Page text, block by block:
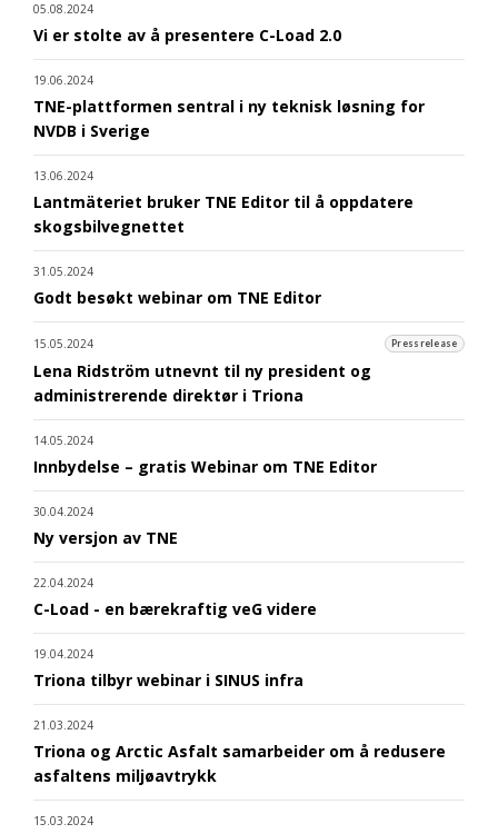
05.08.2024
Vi er stolte av å presentere C-Load 2.0
19.06.2024
TNE-plattformen sentral i ny teknisk løsning for
NVDB i Sverige
13.06.2024
Lantmäteriet bruker TNE Editor til å oppdatere
skogsbilvegnettet
31.05.2024
Godt besøkt webinar om TNE Editor
15.05.2024 Pressrelease
Lena Ridström utnevnt til ny president og
administrerende direktør i Triona
14.05.2024
Innbydelse – gratis Webinar om TNE Editor
30.04.2024
Ny versjon av TNE
22.04.2024
C-Load - en bærekraftig veG videre
19.04.2024
Triona tilbyr webinar i SINUS infra
21.03.2024
Triona og Arctic Asfalt samarbeider om å redusere
asfaltens miljøavtrykk
15.03.2024